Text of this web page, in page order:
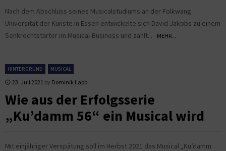
Nach dem Abschluss seines Musicalstudiums an der Folkwang
Universität der Künste in Essen entwickelte sich David Jakobs zu einem
Senkrechtstarter im Musical-Business und zählt...
MEHR...
HINTERGRUND MUSICAL
23. Juli 2021 by Dominik Lapp
Wie aus der Erfolgsserie
„Ku’damm 56“ ein Musical wird
Mit einjähriger Verspätung soll im Herbst 2021 das Musical „Ku’damm